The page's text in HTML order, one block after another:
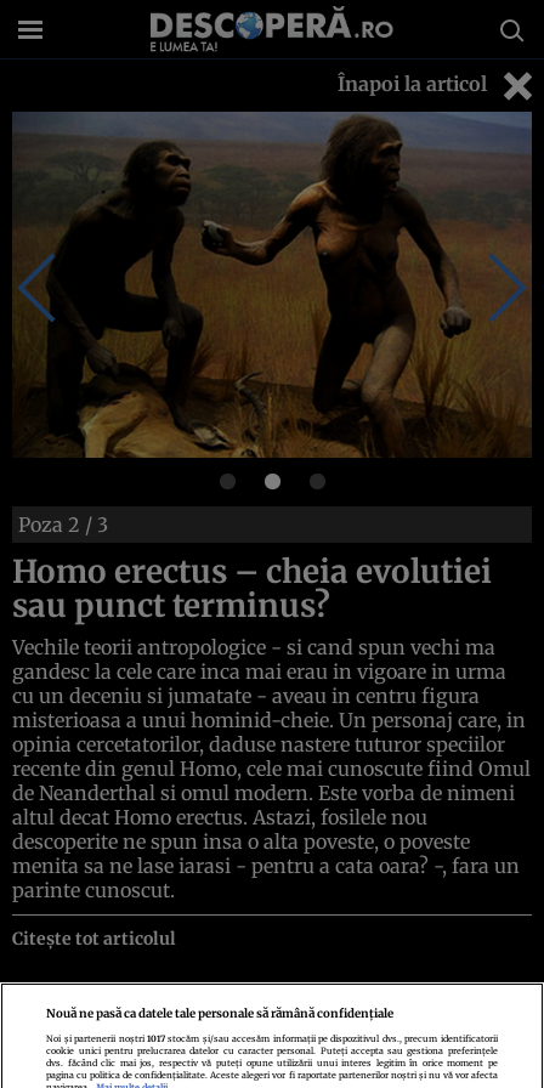
Înapoi la articol
Poza 2 / 3
Homo erectus – cheia evolutiei
sau punct terminus?
Vechile teorii antropologice - si cand spun vechi ma
gandesc la cele care inca mai erau in vigoare in urma
cu un deceniu si jumatate - aveau in centru figura
misterioasa a unui hominid-cheie. Un personaj care, in
opinia cercetatorilor, daduse nastere tuturor speciilor
recente din genul Homo, cele mai cunoscute fiind Omul
de Neanderthal si omul modern. Este vorba de nimeni
altul decat Homo erectus. Astazi, fosilele nou
descoperite ne spun insa o alta poveste, o poveste
menita sa ne lase iarasi - pentru a cata oara? -, fara un
parinte cunoscut.
Citește tot articolul
Politica de confidenţialitatePolitica de cookiesTermeni şi condiţii
Echipa redacționalăContactSetări Cookies
Nouă ne pasă ca datele tale personale să rămână confidențiale
Noi și partenerii noștri1017 stocăm și/sau accesăm informații pe dispozitivul dvs., precum identificatorii
cookie unici pentru prelucrarea datelor cu caracter personal. Puteți accepta sau gestiona preferințele
dvs. făcând clic mai jos, respectiv vă puteți opune utilizării unui interes legitim în orice moment pe
pagina cu politica de confidențialitate. Aceste alegeri vor fi raportate partenerilor noștri și nu vă vor afecta